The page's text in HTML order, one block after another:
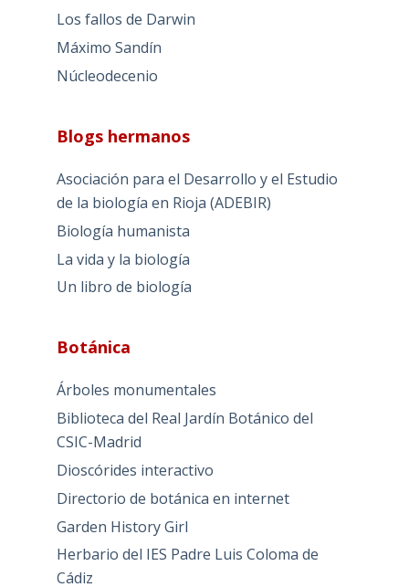
Los fallos de Darwin
Máximo Sandín
Núcleodecenio
Blogs hermanos
Asociación para el Desarrollo y el Estudio
de la biología en Rioja (ADEBIR)
Biología humanista
La vida y la biología
Un libro de biología
Botánica
Árboles monumentales
Biblioteca del Real Jardín Botánico del
CSIC-Madrid
Dioscórides interactivo
Directorio de botánica en internet
Garden History Girl
Herbario del IES Padre Luis Coloma de
Cádiz